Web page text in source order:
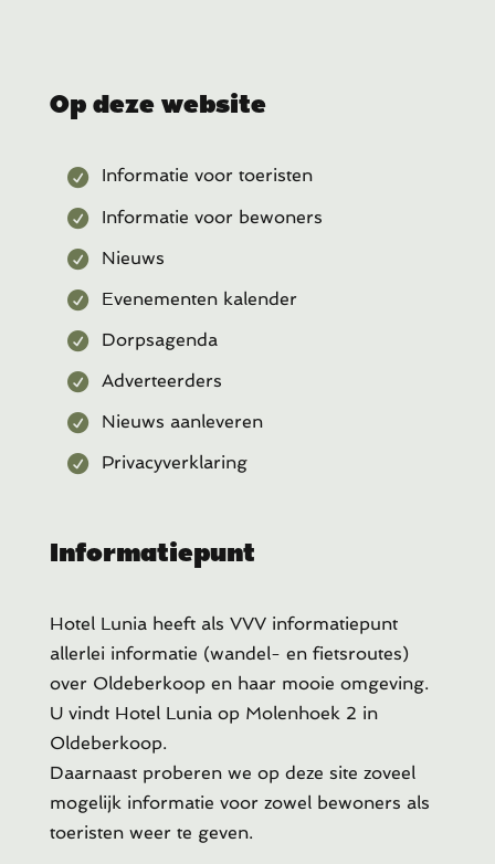
Op deze website
Informatie voor toeristen
Informatie voor bewoners
Nieuws
Evenementen kalender
Dorpsagenda
Adverteerders
Nieuws aanleveren
Privacyverklaring
Informatiepunt
Hotel Lunia heeft als VVV informatiepunt
allerlei informatie (wandel- en fietsroutes)
over Oldeberkoop en haar mooie omgeving.
U vindt Hotel Lunia op Molenhoek 2 in
Oldeberkoop.
Daarnaast proberen we op deze site zoveel
mogelijk informatie voor zowel bewoners als
toeristen weer te geven.